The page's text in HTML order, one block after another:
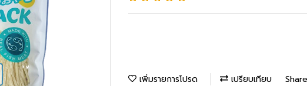
เพิ่มรายการโปรด เปรียบเทียบ Share